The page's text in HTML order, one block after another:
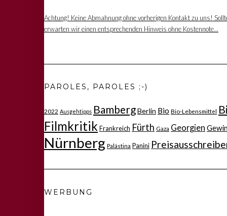
Achtung! Keine Abmahnung ohne vorherigen Kontakt zu uns!
erwarten wir einen entsprechenden Hinweis ohne Kostennote...
PAROLES, PAROLES ;-)
2022 Ausgehtipps BambergBerlin Bio Bio-Lebensmittel
Filmkritik Frankreich Fürth Gaza Georgien
Nürnberg Palästina Panini
WERBUNG